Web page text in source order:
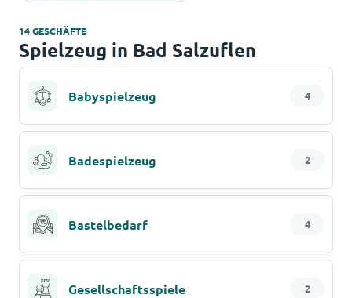
14 GESCHÄFTE
Spielzeug in Bad Salzuflen
Babyspielzeug 4
Badespielzeug 2
Bastelbedarf 4
Gesellschaftsspiele 2